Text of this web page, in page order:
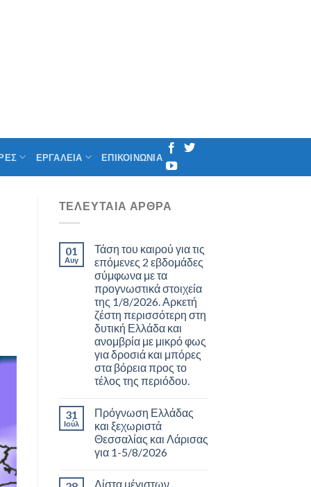
ΕΡΓΑΛΕΙΑ ΕΠΙΚΟΙΝΩΝΙΑ
ΤΕΛΕΥΤΑΊΑ ΆΡΘΡΑ
01
Αυγ
Τάση του καιρού για τις
επόμενες 2 εβδομάδες
σύμφωνα με τα
προγνωστικά στοιχεία
της 1/8/2026. Αρκετή
ζέστη περισσότερη στη
δυτική Ελλάδα και
ανομβρία με μικρό φως
για δροσιά και μπόρες
στα βόρεια προς το
τέλος της περιόδου.
31
Ιούλ
Πρόγνωση Ελλάδας
και ξεχωριστά
Θεσσαλίας και Λάρισας
για 1-5/8/2026
Λίστα μέγιστων